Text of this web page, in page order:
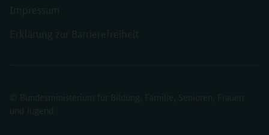
© Bundesministerium für Bildung, Familie, Senioren, Frauen
und Jugend
Impressum
Erklärung zur Barrierefreiheit